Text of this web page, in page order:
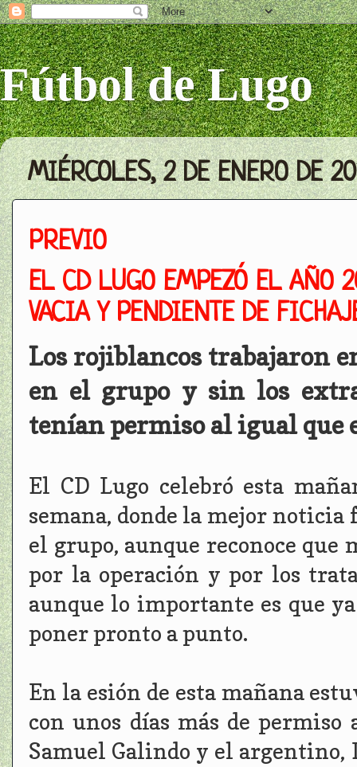
Fútbol de Lugo
MIÉRCOLES, 2 DE ENERO DE
PREVIO
EL CD LUGO EMPEZÓ EL AÑO
VACIA Y PENDIENTE DE
Los rojiblancos trabajaron
en el grupo y sin los
tenían permiso al igual que
El CD Lugo celebró esta
semana, donde la mejor noticia
el grupo, aunque reconoce que
por la operación y por los
aunque lo importante es que
poner pronto a punto.
En la esión de esta mañana
con unos días más de
Samuel Galindo y el argentino,